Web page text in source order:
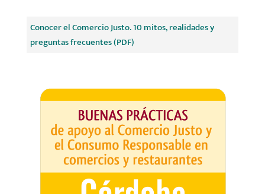
Conocer el Comercio Justo. 10 mitos, realidades y
preguntas frecuentes (PDF)